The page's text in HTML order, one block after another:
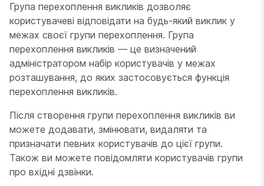
Група перехоплення викликів дозволяє
користувачеві відповідати на будь-який виклик у
межах своєї групи перехоплення. Група
перехоплення викликів — це визначений
адміністратором набір користувачів у межах
розташування, до яких застосовується функція
перехоплення викликів.
Після створення групи перехоплення викликів ви
можете додавати, змінювати, видаляти та
призначати певних користувачів до цієї групи.
Також ви можете повідомляти користувачів групи
про вхідні дзвінки.